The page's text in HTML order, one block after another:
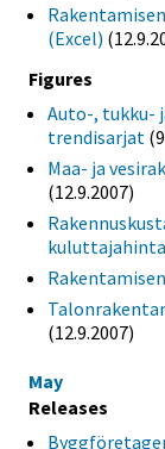
(Excel)
Figures
Auto-, tukku-
trendisarjat
Maa- ja
(12.9.2007)
(12.9.2007)
May
Releases